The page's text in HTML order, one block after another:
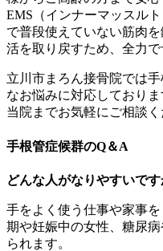
EMS（インナーマッスル
で普段使えていない筋肉
活を取り戻すため、全力で
立川市まろん接骨院では
なお悩みに対応しており
当院までお気軽にご相談く
手根管症候群のQ＆A
どんな人がなりやすいです
手をよく使う仕事や家事
期や妊娠中の女性、糖尿
られます。